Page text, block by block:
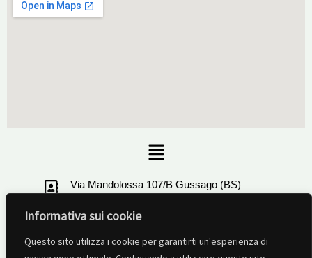
Informativa sui cookie
Questo sito utilizza i cookie per garantirti un'esperienza di
Menu
Via Mandolossa 107/B Gussago (BS)
+39 030321506
info@ruotalibera-brescia.com